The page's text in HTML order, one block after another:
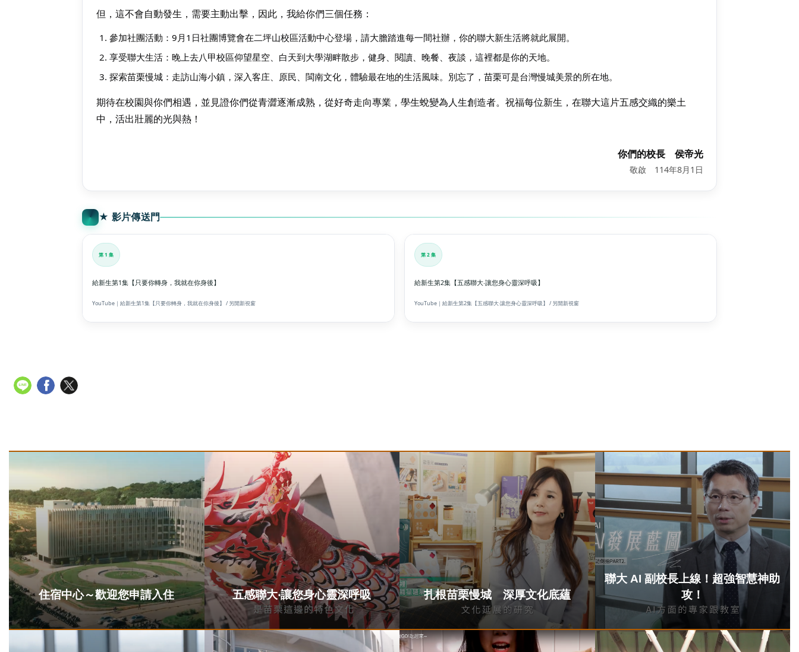
但，這不會自動發生，需要主動出擊，因此，我給你們三個任務：
參加社團活動：9月1日社團博覽會在二坪山校區活動中心登場，請大膽踏進每一間社辦，你的聯大新生活將就此展開。
享受聯大生活：晚上去八甲校區仰望星空、白天到大學湖畔散步，健身、閱讀、晚餐、夜談，這裡都是你的天地。
探索苗栗慢城：走訪山海小鎮，深入客庄、原民、閩南文化，體驗最在地的生活風味。別忘了，苗栗可是台灣慢城美景的所在地。
期待在校園與你們相遇，並見證你們從青澀逐漸成熟，從好奇走向專業，學生蛻變為人生創造者。祝福每位新生，在聯大這片五感交織的樂土
中，活出壯麗的光與熱！
你們的校長 侯帝光
敬啟 114年8月1日
★ 影片傳送門
播
第 1 集
給新生第1集【只要你轉身，我就在你身後】
YouTube｜給新生第1集【只要你轉身，我就在你身後】 / 另開新視窗
播
第 2 集
給新生第2集【五感聯大‧讓您身心靈深呼吸】
YouTube｜給新生第2集【五感聯大‧讓您身心靈深呼吸】 / 另開新視窗
住宿中心～歡迎您申請入住 五感聯大‧讓您身心靈深呼吸 扎根苗栗慢城 深厚文化底蘊
聯大 AI 副校長上線！超強智慧神助
攻！